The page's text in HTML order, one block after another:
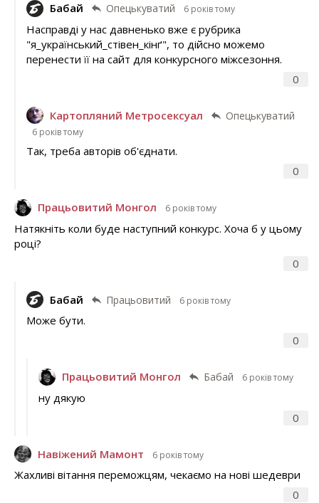
Бабай Опецькуватий 6 років тому
0
Насправді у нас давненько вже є рубрика
"я_український_стівен_кінґ", то дійсно можемо
перенести її на сайт для конкурсного міжсезоння.
Картопляний Метросексуал Опецькуватий
6 років тому
0
Так, треба авторів об'єднати.
Працьовитий Монгол 6 років тому
0
Натякніть коли буде наступний конкурс. Хоча б у цьому
році?
Бабай Працьовитий 6 років тому
0
Може бути.
Працьовитий Монгол Бабай 6 років тому
0
ну дякую
Навіжений Мамонт 6 років тому
0
Жахливі вітання переможцям, чекаємо на нові шедеври